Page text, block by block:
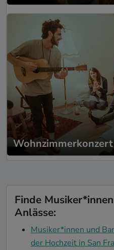
Wohnzimmerkonzert
Finde
Anlässe:
Musiker*innen und
der Hochzeit in San